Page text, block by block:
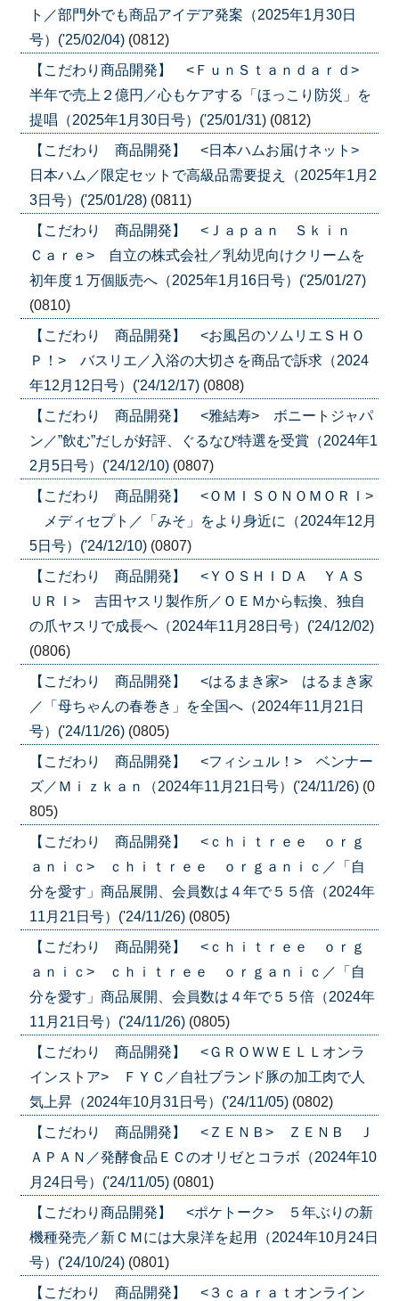
ト／部門外でも商品アイデア発案（2025年1月30日
号）('25/02/04) (0812)
【こだわり商品開発】 <ＦｕｎＳｔａｎｄａｒｄ>
半年で売上２億円／心もケアする「ほっこり防災」を
提唱（2025年1月30日号）('25/01/31) (0812)
【こだわり 商品開発】 <日本ハムお届けネット>
日本ハム／限定セットで高級品需要捉え（2025年1月2
3日号）('25/01/28) (0811)
【こだわり 商品開発】 <Ｊａｐａｎ Ｓｋｉｎ
Ｃａｒｅ> 自立の株式会社／乳幼児向けクリームを
初年度１万個販売へ（2025年1月16日号）('25/01/27)
(0810)
【こだわり 商品開発】 <お風呂のソムリエＳＨＯ
Ｐ！> バスリエ／入浴の大切さを商品で訴求（2024
年12月12日号）('24/12/17) (0808)
【こだわり 商品開発】 <雅結寿> ボニートジャパ
ン／”飲む”だしが好評、ぐるなび特選を受賞（2024年1
2月5日号）('24/12/10) (0807)
【こだわり 商品開発】 <ＯＭＩＳＯＮＯＭＯＲＩ>
メディセプト／「みそ」をより身近に（2024年12月
5日号）('24/12/10) (0807)
【こだわり 商品開発】 <ＹＯＳＨＩＤＡ ＹＡＳ
ＵＲＩ> 吉田ヤスリ製作所／ＯＥＭから転換、独自
の爪ヤスリで成長へ（2024年11月28日号）('24/12/02)
(0806)
【こだわり 商品開発】 <はるまき家> はるまき家
／「母ちゃんの春巻き」を全国へ（2024年11月21日
号）('24/11/26) (0805)
【こだわり 商品開発】 <フィシュル！> ベンナー
ズ／Ｍｉｚｋａｎ（2024年11月21日号）('24/11/26) (0
805)
【こだわり 商品開発】 <ｃｈｉｔｒｅｅ ｏｒｇ
ａｎｉｃ> ｃｈｉｔｒｅｅ ｏｒｇａｎｉｃ／「自
分を愛す」商品展開、会員数は４年で５５倍（2024年
11月21日号）('24/11/26) (0805)
【こだわり 商品開発】 <ｃｈｉｔｒｅｅ ｏｒｇ
ａｎｉｃ> ｃｈｉｔｒｅｅ ｏｒｇａｎｉｃ／「自
分を愛す」商品展開、会員数は４年で５５倍（2024年
11月21日号）('24/11/26) (0805)
【こだわり 商品開発】 <ＧＲＯＷＷＥＬＬオンラ
インストア> ＦＹＣ／自社ブランド豚の加工肉で人
気上昇（2024年10月31日号）('24/11/05) (0802)
【こだわり 商品開発】 <ＺＥＮＢ> ＺＥＮＢ Ｊ
ＡＰＡＮ／発酵食品ＥＣのオリゼとコラボ（2024年10
月24日号）('24/11/05) (0801)
【こだわり商品開発】 <ポケトーク> ５年ぶりの新
機種発売／新ＣＭには大泉洋を起用（2024年10月24日
号）('24/10/24) (0801)
【こだわり 商品開発】 <３ｃａｒａｔオンライン